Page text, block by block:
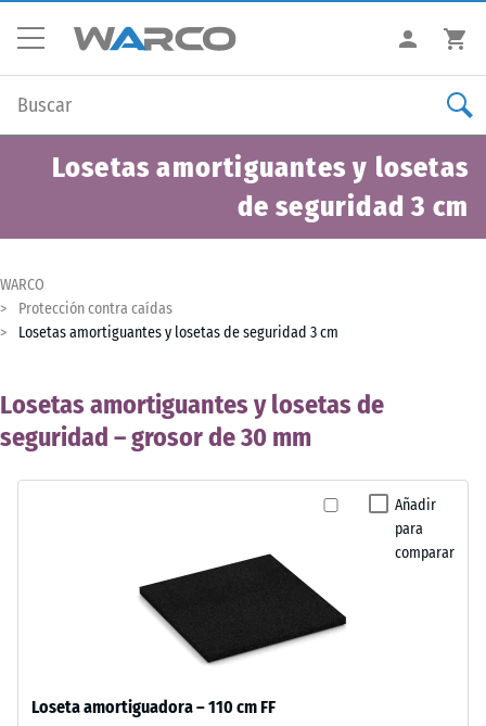
Losetas amortiguantes y losetas
de seguridad 3 cm
WARCO
Protección contra caídas
Losetas amortiguantes y losetas de seguridad 3 cm
Losetas amortiguantes y losetas de
seguridad – grosor de 30 mm
Añadir
para
comparar
Loseta amortiguadora – 110 cm FF